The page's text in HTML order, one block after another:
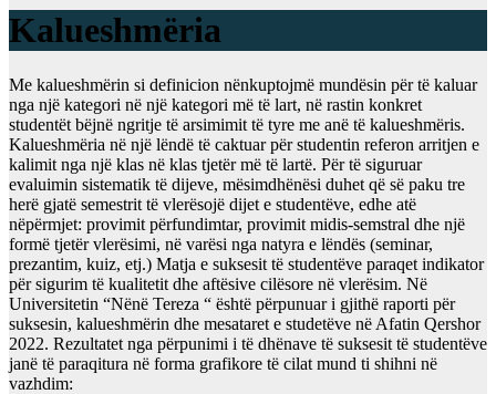
Kalueshmëria
Me kalueshmërin si definicion nënkuptojmë mundësin për të kaluar
nga një kategori në një kategori më të lart, në rastin konkret
studentët bëjnë ngritje të arsimimit të tyre me anë të kalueshmëris.
Kalueshmëria në një lëndë të caktuar për studentin referon arritjen e
kalimit nga një klas në klas tjetër më të lartë. Për të siguruar
evaluimin sistematik të dijeve, mësimdhënësi duhet që së paku tre
herë gjatë semestrit të vlerësojë dijet e studentëve, edhe atë
nëpërmjet: provimit përfundimtar, provimit midis-semstral dhe një
formë tjetër vlerësimi, në varësi nga natyra e lëndës (seminar,
prezantim, kuiz, etj.) Matja e suksesit të studentëve paraqet indikator
për sigurim të kualitetit dhe aftësive cilësore në vlerësim. Në
Universitetin “Nënë Tereza “ është përpunuar i gjithë raporti për
suksesin, kalueshmërin dhe mesataret e studetëve në Afatin Qershor
2022. Rezultatet nga përpunimi i të dhënave të suksesit të studentëve
janë të paraqitura në forma grafikore të cilat mund ti shihni në
vazhdim: